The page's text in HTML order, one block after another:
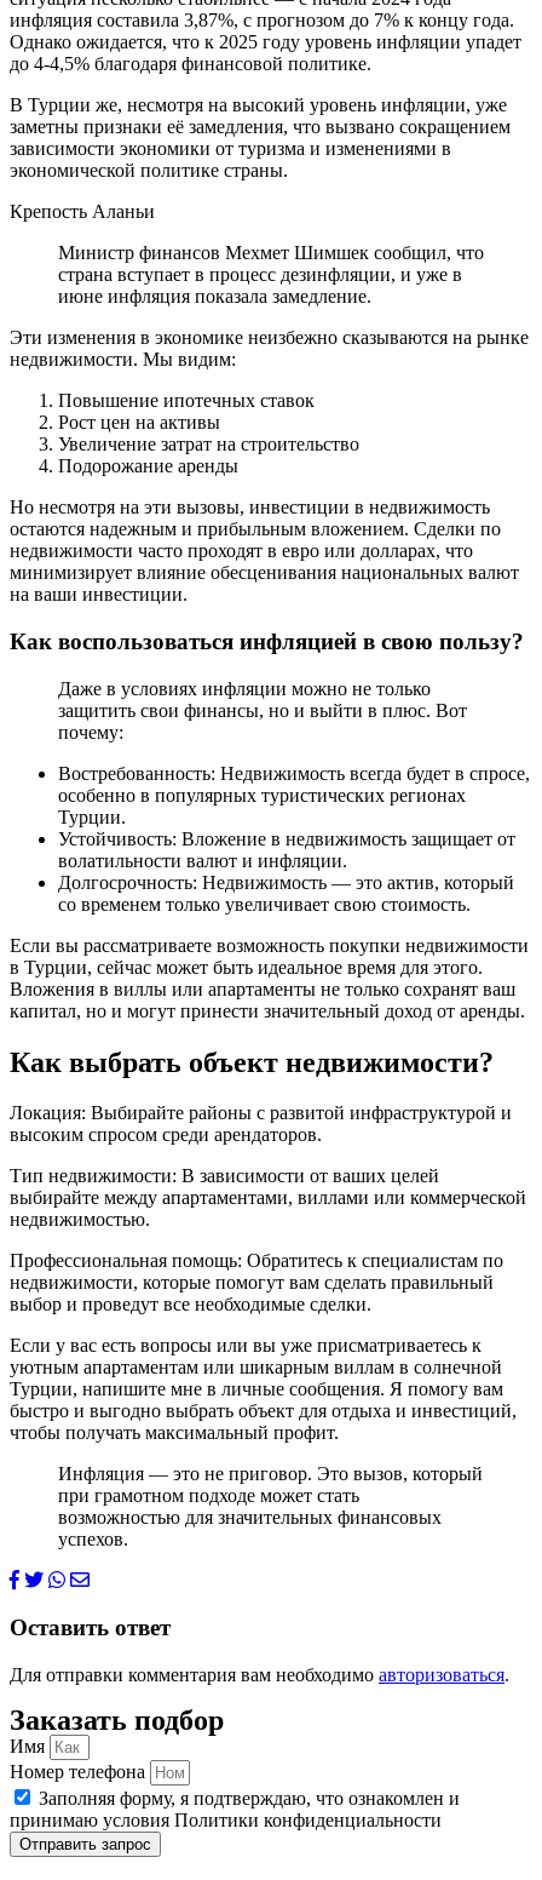
инфляция составила 3,87%, с прогнозом до 7% к концу года.
Однако ожидается, что к 2025 году уровень инфляции упадет
до 4-4,5% благодаря финансовой политике.
В Турции же, несмотря на высокий уровень инфляции, уже
заметны признаки её замедления, что вызвано сокращением
зависимости экономики от туризма и изменениями в
экономической политике страны.
Крепость Аланьи
Министр финансов Мехмет Шимшек сообщил, что
страна вступает в процесс дезинфляции, и уже в
июне инфляция показала замедление.
Эти изменения в экономике неизбежно сказываются на рынке
недвижимости. Мы видим:
Повышение ипотечных ставок
Рост цен на активы
Увеличение затрат на строительство
Подорожание аренды
Но несмотря на эти вызовы, инвестиции в недвижимость
остаются надежным и прибыльным вложением. Сделки по
недвижимости часто проходят в евро или долларах, что
минимизирует влияние обесценивания национальных валют
на ваши инвестиции.
Как воспользоваться инфляцией в свою пользу?
Даже в условиях инфляции можно не только
защитить свои финансы, но и выйти в плюс. Вот
почему:
Востребованность: Недвижимость всегда будет в спросе,
особенно в популярных туристических регионах
Турции.
Устойчивость: Вложение в недвижимость защищает от
волатильности валют и инфляции.
Долгосрочность: Недвижимость — это актив, который
со временем только увеличивает свою стоимость.
Если вы рассматриваете возможность покупки недвижимости
в Турции, сейчас может быть идеальное время для этого.
Вложения в виллы или апартаменты не только сохранят ваш
капитал, но и могут принести значительный доход от аренды.
Как выбрать объект недвижимости?
Локация: Выбирайте районы с развитой инфраструктурой и
высоким спросом среди арендаторов.
Тип недвижимости: В зависимости от ваших целей
выбирайте между апартаментами, виллами или коммерческой
недвижимостью.
Профессиональная помощь: Обратитесь к специалистам по
недвижимости, которые помогут вам сделать правильный
выбор и проведут все необходимые сделки.
Если у вас есть вопросы или вы уже присматриваетесь к
уютным апартаментам или шикарным виллам в солнечной
Турции, напишите мне в личные сообщения. Я помогу вам
быстро и выгодно выбрать объект для отдыха и инвестиций,
чтобы получать максимальный профит.
Инфляция — это не приговор. Это вызов, который
при грамотном подходе может стать
возможностью для значительных финансовых
успехов.
Оставить ответ
Для отправки комментария вам необходимо авторизоваться.
Заказать подбор
Имя
Номер телефона
Заполняя форму, я подтверждаю, что ознакомлен и
принимаю условия Политики конфиденциальности
Отправить запрос